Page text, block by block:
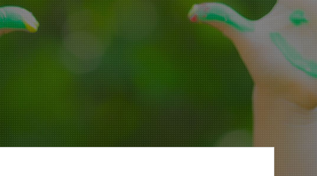
입찰공고
채용정보
문과답변
묻는질문
서식자료
연혁
조직도ꞏ팀별안내
비전·미션 & CI
경영공시
지속가능경영
오시는길